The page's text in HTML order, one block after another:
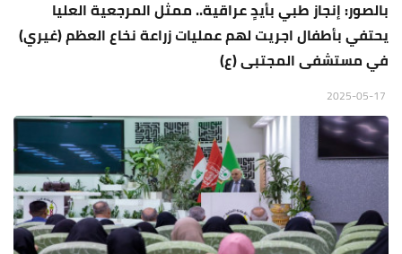
بالصور: إنجاز طبي بأيدٍ عراقية.. ممثل المرجعية العليا
يحتفي بأطفال اجريت لهم عمليات زراعة نخاع العظم (غيري)
في مستشفى المجتبى (ع)